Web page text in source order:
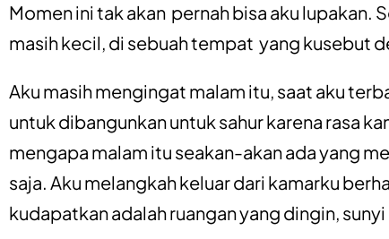
Momen ini tak akan pernah bisa aku lupakan.
masih kecil, di sebuah tempat yang kusebut
Aku masih mengingat malam itu, saat aku
untuk dibangunkan untuk sahur karena rasa
mengapa malam itu seakan-akan ada yang
saja. Aku melangkah keluar dari kamarku
kudapatkan adalah ruangan yang dingin,